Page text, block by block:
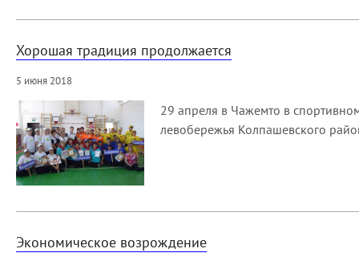
Хорошая традиция продолжается
5 июня 2018
29 апреля в Чажемто в
левобережья Колпашевского
Экономическое возрождение